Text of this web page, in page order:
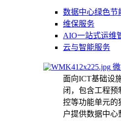
数据中心绿色节
维保服务
AIO一站式运维
云与智能服务
面向ICT基础设
闭，包含工程预
控等功能单元的
户提供数据中